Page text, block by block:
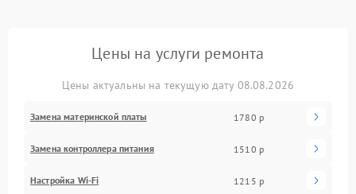
Цены на услуги ремонта
Цены актуальны на текущую дату 08.08.2026
Замена материнской платы 1780 р
Замена контроллера питания 1510 р
Настройка Wi-Fi 1215 р